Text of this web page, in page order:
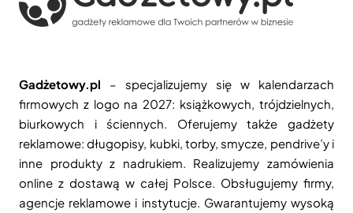
Gadżetowy.pl – specjalizujemy się w kalendarzach
firmowych z logo na 2027: książkowych, trójdzielnych,
biurkowych i ściennych. Oferujemy także gadżety
reklamowe: długopisy, kubki, torby, smycze, pendrive’y i
inne produkty z nadrukiem. Realizujemy zamówienia
online z dostawą w całej Polsce. Obsługujemy firmy,
agencje reklamowe i instytucje. Gwarantujemy wysoką